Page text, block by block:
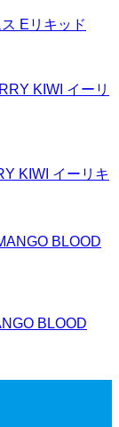
Eリキッド
KIWI イーリキ
BLOOD